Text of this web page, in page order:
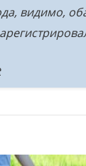
видимо,